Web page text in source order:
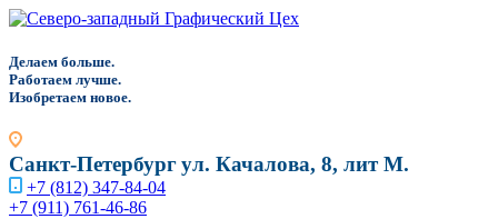
Делаем больше.
Работаем лучше.
Изобретаем новое.
Санкт-Петербургул. Качалова, 8, лит М.
+7 (812) 347-84-04
+7 (911) 761-46-86